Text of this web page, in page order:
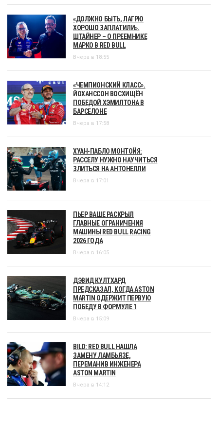
«ДОЛЖНО БЫТЬ, ЛАГРЮ
ХОРОШО ЗАПЛАТИЛИ».
ШТАЙНЕР – О ПРЕЕМНИКЕ
МАРКО В RED BULL
Вчера в 18:55
«ЧЕМПИОНСКИЙ КЛАСС».
ЙОХАНССОН ВОСХИЩЁН
ПОБЕДОЙ ХЭМИЛТОНА В
БАРСЕЛОНЕ
Вчера в 17:58
ХУАН-ПАБЛО МОНТОЙЯ:
РАССЕЛУ НУЖНО НАУЧИТЬСЯ
ЗЛИТЬСЯ НА АНТОНЕЛЛИ
Вчера в 17:01
ПЬЕР ВАШЕ РАСКРЫЛ
ГЛАВНЫЕ ОГРАНИЧЕНИЯ
МАШИНЫ RED BULL RACING
2026 ГОДА
Вчера в 16:05
ДЭВИД КУЛТХАРД
ПРЕДСКАЗАЛ, КОГДА ASTON
MARTIN ОДЕРЖИТ ПЕРВУЮ
ПОБЕДУ В ФОРМУЛЕ 1
Вчера в 15:09
BILD: RED BULL НАШЛА
ЗАМЕНУ ЛАМБЬЯЗЕ,
ПЕРЕМАНИВ ИНЖЕНЕРА
ASTON MARTIN
Вчера в 14:12